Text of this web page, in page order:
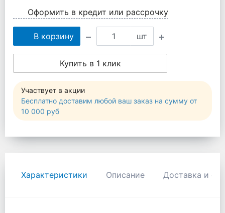
Оформить в кредит или рассрочку
В корзину шт
Купить в 1 клик
Участвует в акции
Бесплатно доставим любой ваш заказ на сумму от
10 000 руб
Характеристики Описание Доставка и